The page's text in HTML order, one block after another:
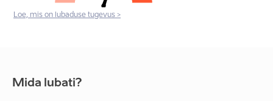
Loe, mis on lubaduse tugevus >
Mida lubati?